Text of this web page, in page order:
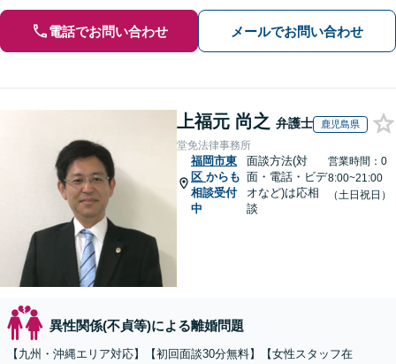
電話でお問い合わせ メールでお問い合わせ
上福元 尚之 弁護士 鹿児島県
堂免法律事務所
福岡市東
区 からも
相談受付
中
面談方法(対
面・電話・ビデ
オなど)は応相
談
営業時間：0
8:00~21:00
（土日祝日）
異性関係(不貞等)による離婚問題
【九州・沖縄エリア対応】【初回面談30分無料】【女性スタッフ在